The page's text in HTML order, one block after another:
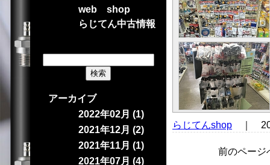
らじてんshop ｜
前のペー
web shop
らじてん中古情報
アーカイブ
2022年02月 (1)
2021年12月 (2)
2021年11月 (1)
2021年07月 (4)